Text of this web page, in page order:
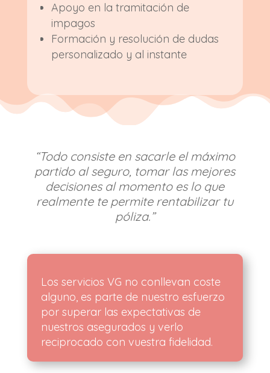
Apoyo en la tramitación de
impagos
Formación y resolución de dudas
personalizado y al instante
“Todo consiste en sacarle el máximo
partido al seguro, tomar las mejores
decisiones al momento es lo que
realmente te permite rentabilizar tu
póliza.”
Los servicios VG no conllevan coste
alguno, es parte de nuestro esfuerzo
por superar las expectativas de
nuestros asegurados y verlo
reciprocado con vuestra fidelidad.